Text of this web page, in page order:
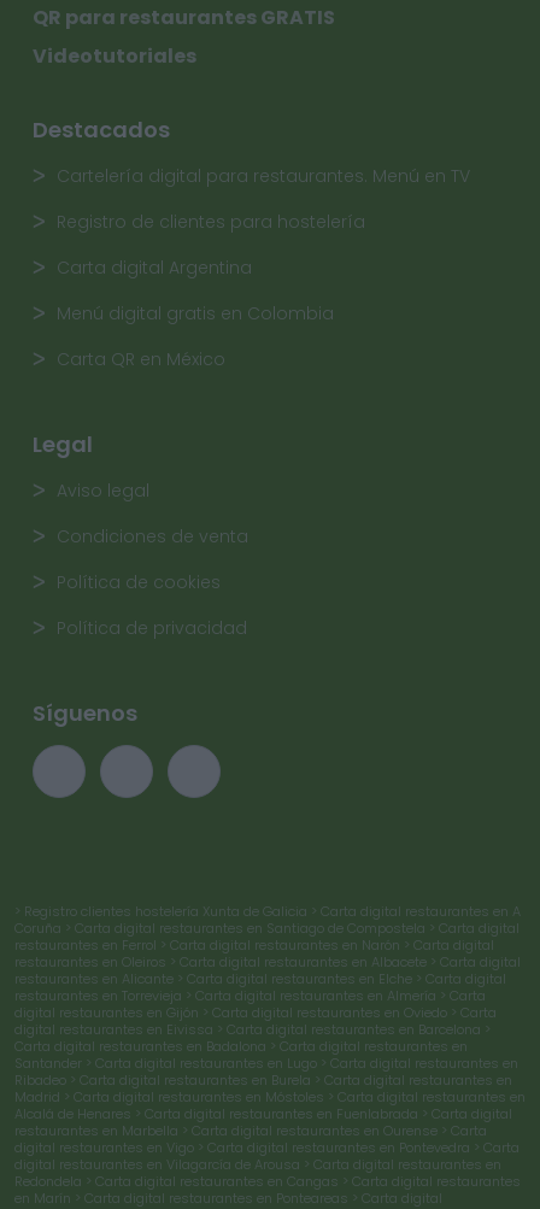
QR para restaurantes GRATIS
Videotutoriales
Destacados
Cartelería digital para restaurantes. Menú en TV
Registro de clientes para hostelería
Carta digital Argentina
Menú digital gratis en Colombia
Carta QR en México
Legal
Aviso legal
Condiciones de venta
Política de cookies
Política de privacidad
Síguenos
> Registro clientes hostelería Xunta de Galicia > Carta digital restaurantes en A
Coruña > Carta digital restaurantes en Santiago de Compostela > Carta digital
restaurantes en Ferrol > Carta digital restaurantes en Narón > Carta digital
restaurantes en Oleiros > Carta digital restaurantes en Albacete > Carta digital
restaurantes en Alicante > Carta digital restaurantes en Elche > Carta digital
restaurantes en Torrevieja > Carta digital restaurantes en Almería > Carta
digital restaurantes en Gijón > Carta digital restaurantes en Oviedo > Carta
digital restaurantes en Eivissa > Carta digital restaurantes en Barcelona >
Carta digital restaurantes en Badalona > Carta digital restaurantes en
Santander > Carta digital restaurantes en Lugo > Carta digital restaurantes en
Ribadeo > Carta digital restaurantes en Burela > Carta digital restaurantes en
Madrid > Carta digital restaurantes en Móstoles > Carta digital restaurantes en
Alcalá de Henares > Carta digital restaurantes en Fuenlabrada > Carta digital
restaurantes en Marbella > Carta digital restaurantes en Ourense > Carta
digital restaurantes en Vigo > Carta digital restaurantes en Pontevedra > Carta
digital restaurantes en Vilagarcía de Arousa > Carta digital restaurantes en
Redondela > Carta digital restaurantes en Cangas > Carta digital restaurantes
en Marín > Carta digital restaurantes en Ponteareas > Carta digital